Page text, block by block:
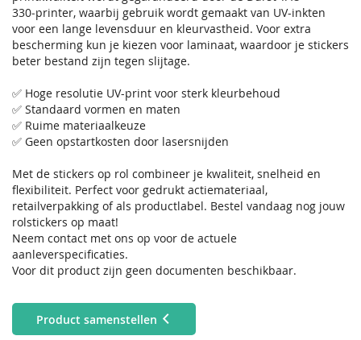
330‑printer, waarbij gebruik wordt gemaakt van UV-inkten
voor een lange levensduur en kleurvastheid. Voor extra
bescherming kun je kiezen voor laminaat, waardoor je stickers
beter bestand zijn tegen slijtage.
✅ Hoge resolutie UV-print voor sterk kleurbehoud
✅ Standaard vormen en maten
✅ Ruime materiaalkeuze
✅ Geen opstartkosten door lasersnijden
Met de stickers op rol combineer je kwaliteit, snelheid en
flexibiliteit. Perfect voor gedrukt actiemateriaal,
retailverpakking of als productlabel. Bestel vandaag nog jouw
rolstickers op maat!
Neem contact met ons op voor de actuele
aanleverspecificaties.
Voor dit product zijn geen documenten beschikbaar.
Product samenstellen